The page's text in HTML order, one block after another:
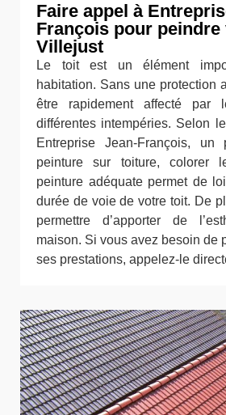
Faire appel à
François pour
Villejust
Le toit est un élément
habitation. Sans une protection
être rapidement affecté
différentes intempéries. Selon
Entreprise Jean-François, un
peinture sur toiture, colorer
peinture adéquate permet de
durée de voie de votre toit. De
permettre d’apporter de
maison. Si vous avez besoin de
ses prestations, appelez-le